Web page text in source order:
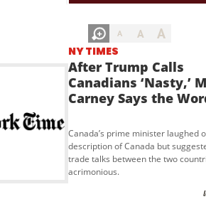
A A A
NY TIMES
After Trump Calls
Canadians ‘Nasty,’
Carney Says the
Canada’s prime minister laughed
description of Canada but
trade talks between the two
acrimonious.